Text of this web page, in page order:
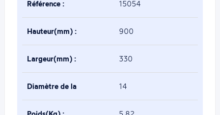
Référence : 15054
Hauteur(mm) : 900
Largeur(mm) : 330
Diamètre de la 14